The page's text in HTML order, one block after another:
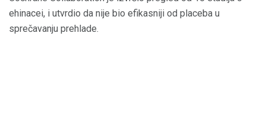
ehinacei, i utvrdio da nije bio efikasniji od placeba u
sprečavanju prehlade.